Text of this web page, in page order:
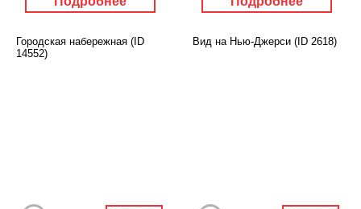
Городская набережная (ID
14552)
Вид на Нью-Джерси (ID 2618)